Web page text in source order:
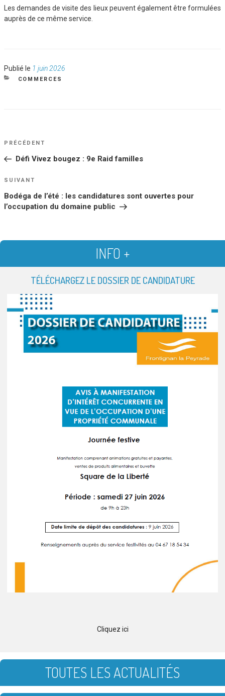
Les demandes de visite des lieux peuvent également être formulées
auprès de ce même service.
Publié le Publié
le
1 juin 2026
CATÉGORIES
COMMERCES
NAVIGATION
DE
Article
PRÉCÉDENT
Défi Vivez bougez : 9e Raid familles
Article
SUIVANT
Bodéga de l’été : les candidatures sont ouvertes pour
l’occupation du domaine public
INFO +
TÉLÉCHARGEZ LE DOSSIER DE CANDIDATURE
Cliquez ici
TOUTES LES ACTUALITÉS